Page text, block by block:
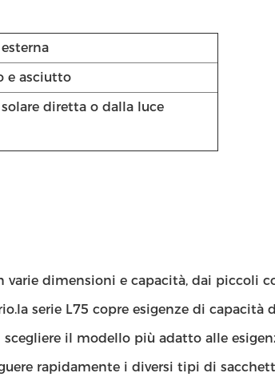
e asciutto
diretta o dalla luce
dimensioni e capacità, dai piccoli
serie L75 copre esigenze di capacità
il modello più adatto alle
rapidamente i diversi tipi di